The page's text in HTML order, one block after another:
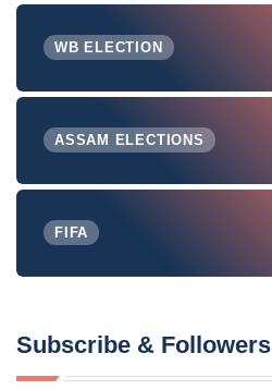
WB ELECTION
ASSAM ELECTIONS
FIFA
Subscribe & Followers